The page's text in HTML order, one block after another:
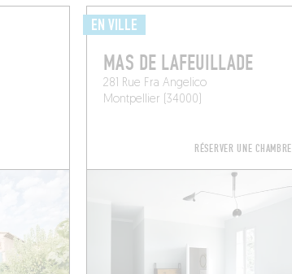
EN VILLE
MAS DE LAFEUILLADE
281 Rue Fra Angelico
Montpellier (34000)
RÉSERVER UNE CHAMBRE